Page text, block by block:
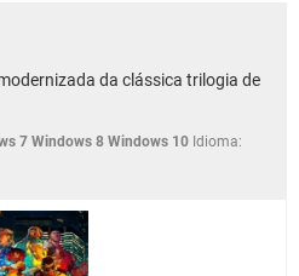
da clássica trilogia de
7 Windows 8 Windows 10 Idioma: